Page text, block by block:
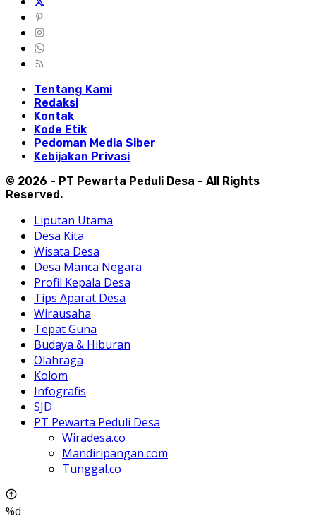
Tentang Kami
Redaksi
Kontak
Kode Etik
Pedoman Media Siber
Kebijakan Privasi
© 2026 - PT Pewarta Peduli Desa - All Rights
Reserved.
Liputan Utama
Desa Kita
Wisata Desa
Desa Manca Negara
Profil Kepala Desa
Tips Aparat Desa
Wirausaha
Tepat Guna
Budaya & Hiburan
Olahraga
Kolom
Infografis
SJD
PT Pewarta Peduli Desa
Wiradesa.co
Mandiripangan.com
Tunggal.co
%d